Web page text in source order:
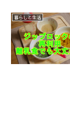
暮らしと生活